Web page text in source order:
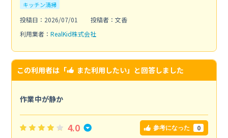
キッチン清掃
投稿日：2026/07/01
投稿者：文香
利用業者： RealKid株式会社
この利用者は「 また利用したい」と回答しました
作業中が静か
4.0 参考になった 0